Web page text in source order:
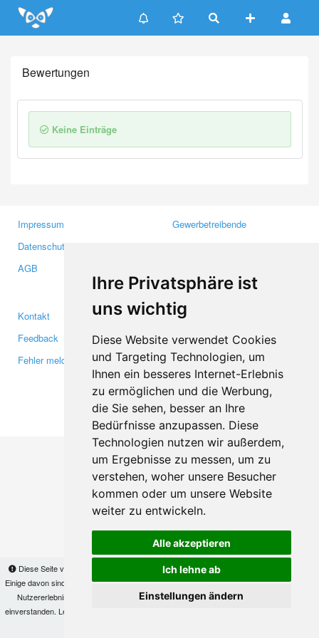
Ihre Privatsphäre ist
uns wichtig
Diese Website verwendet Cookies
und Targeting Technologien, um
Ihnen ein besseres Internet-Erlebnis
zu ermöglichen und die Werbung,
die Sie sehen, besser an Ihre
Bedürfnisse anzupassen. Diese
Technologien nutzen wir außerdem,
um Ergebnisse zu messen, um zu
verstehen, woher unsere Besucher
kommen oder um unsere Website
weiter zu entwickeln.
Alle akzeptieren
Ich lehne ab
Einstellungen ändern
Update cookies preferences
Diese Seite verwendet Cookies, um Informationen auf Ihrem Computer zu speichern.
Einige davon sind notwendig, damit unsere Seite funktioniert, andere helfen uns dabei, das
Nutzererlebnis zu verbessern. Mit der Nutzung dieser Seite erklären Sie sich damit
einverstanden. Lesen Sie unsere
Bewertungen
Keine Einträge
Impressum
Datenschutzerklärung
AGB
Gewerbetreibende
Medien
Kontakt
Feedback
Fehler melden
Facebook
Twitter
YouTube
Google+
Makis© Copyright 2026